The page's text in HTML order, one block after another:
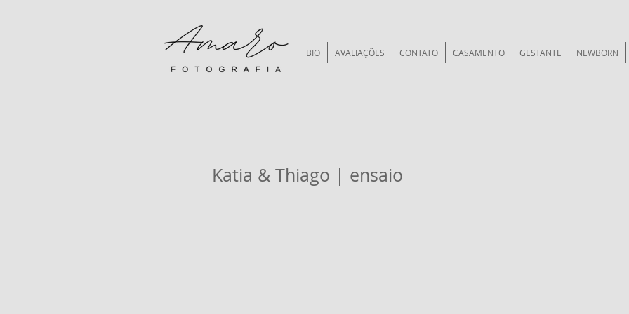
BIO AVALIAÇÕES CONTATO CASAMENTO GESTANTE NEWBORN
Katia & Thiago | ensaio